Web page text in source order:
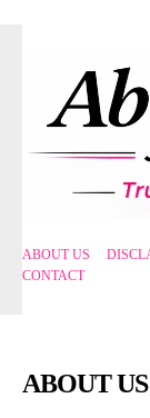
ABOUT US
CONTACT
ABOUT US